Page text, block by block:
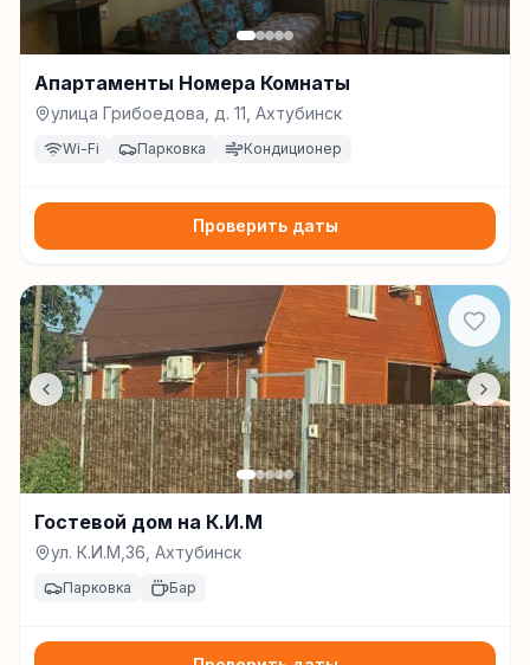
Апартаменты Номера Комнаты
улица Грибоедова, д. 11, Ахтубинск
Wi-Fi Парковка Кондиционер
Проверить даты
Гостевой дом на К.И.М
ул. К.И.М,36, Ахтубинск
Парковка Бар